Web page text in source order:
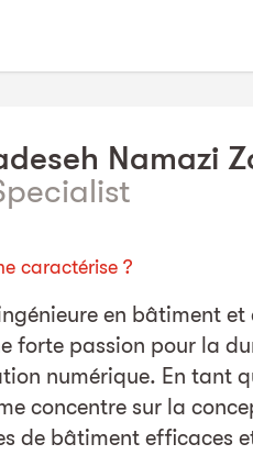
Namazi
caractérise ?
en bâtiment
forte passion pour la
numérique. En tant
concentre sur la
de bâtiment efficaces